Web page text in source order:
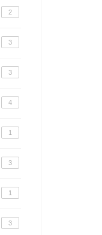
2
3
3
4
1
3
1
3